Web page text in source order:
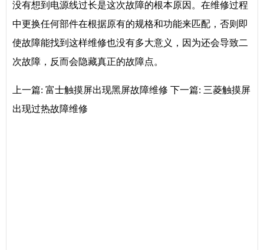
没有想到电源线过长是这次故障的根本原因。在维修过程
中更换任何部件在根据原有的规格和功能来匹配，否则即
使故障能找到这样维修也没有多大意义，因为还会导致二
次故障，反而会隐藏真正的故障点。
上一篇: 富士触摸屏出现黑屏故障维修 下一篇: 三菱触摸屏
出现过热故障维修